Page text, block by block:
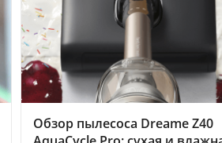
Обзор пылесоса Dreame Z40